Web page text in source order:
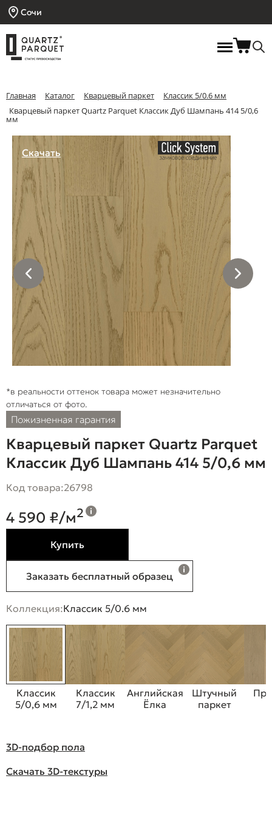
Сочи
Главная Каталог Кварцевый паркет
Классик 5/0.6 мм
Кварцевый паркет Quartz Parquet Классик Дуб Шампань 414 5/0,6
мм
Скачать
*в реальности оттенок товара может незначительно
отличаться от фото.
Пожизненная гарантия
Кварцевый паркет Quartz Parquet
Классик Дуб Шампань 414 5/0,6 мм
Код товара:26798
4 590 ₽/м2
Купить
Заказать бесплатный образец
Коллекция:Классик 5/0.6 мм
Классик
5/0,6 мм
Классик
7/1,2 мм
Английская
Ёлка
Штучный
паркет
3D-подбор пола
Скачать 3D-текстуры